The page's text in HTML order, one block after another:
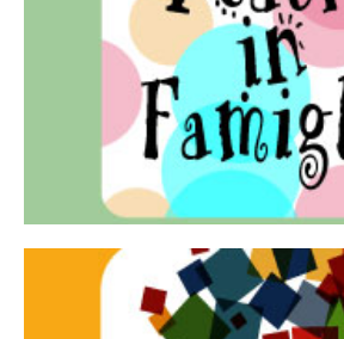
Teatro in
Teatro In Famiglia è una rassegna
per far condividere e godere del
famiglia.